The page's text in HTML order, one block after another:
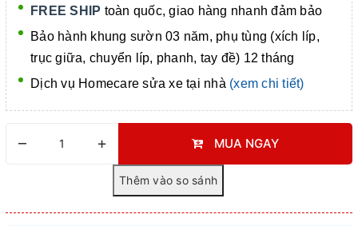
FREE SHIP toàn quốc, giao hàng nhanh đảm bảo
Bảo hành khung sườn 03 năm, phụ tùng (xích líp,
trục giữa, chuyển líp, phanh, tay đề) 12 tháng
Dịch vụ Homecare sửa xe tại nhà (xem chi tiết)
– + MUA NGAY